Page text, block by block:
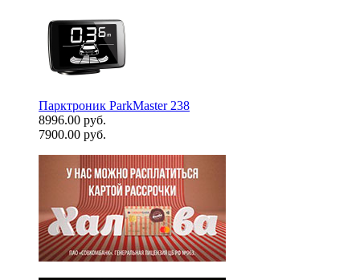
Парктроник ParkMaster 238
8996.00 руб.
7900.00 руб.